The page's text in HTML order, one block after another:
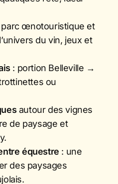
œnotouristique et
du vin, jeux et
: portion Belleville →
ou
autour des vignes
de paysage et
équestre : une
des paysages